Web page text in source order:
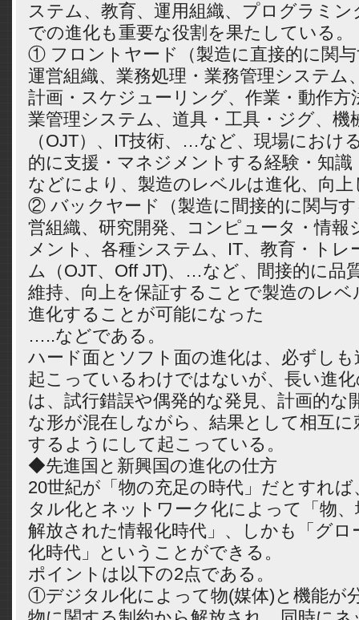
ステム、教育、運用組織、プログラミ
での進化も重要な役割を果たしている。
① フロントヤード（製造に直接的に関
運営組織、業務処理・業務管理システム
計画・スケジューリング、作業・動作方
業管理システム、道具・工具・ジグ、機
（OJT）、IT技術、…など、現場におけ
的に支援・マネジメントする経験・知
などにより、製造のレベルは進化、向
② バックヤード（製造に間接的に関与
営組織、研究開発、コンピュータ・情報
メント、各種システム、IT、教育・ト
ム（OJT、Off JT)、…など、間接的に品
維持、向上を保証することで製造のレ
進化することが可能になった
…..などである。
ハード面とソフト面の進化は、必ずし
起こっているわけではないが、長い進
は、試行錯誤や偶発的な発見、計画的な
な形が混在しながら、結果として相互
するようにして起こっている。
◆先進国と新興国の進化の仕方
20世紀が「物の充足の時代」だとすれ
タル化とネットワーク化によって「物
解放された情報化時代」、しかも「グロ
化時代」ということができる。
ポイントは以下の2点である。
①デジタル化によって物(媒体)と機能が